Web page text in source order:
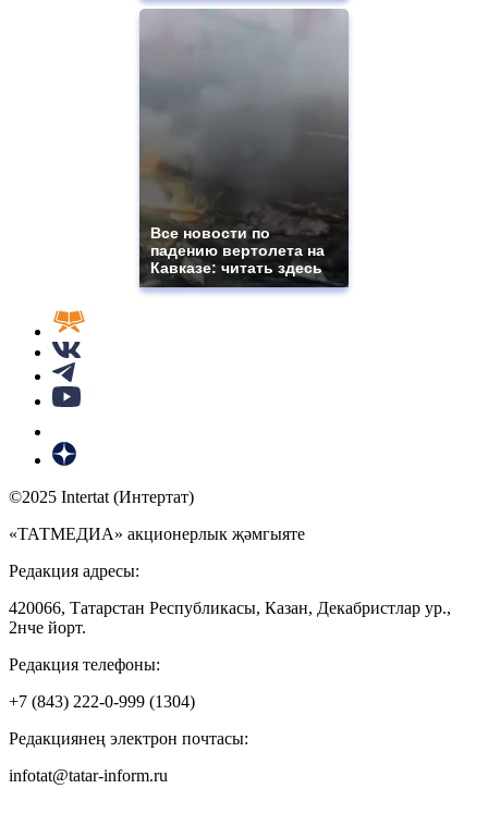
Все новости по
падению вертолета на
Кавказе: читать здесь
©2025 Intertat (Интертат)
«ТАТМЕДИА» акционерлык җәмгыяте
Редакция адресы:
420066, Татарстан Республикасы, Казан, Декабристлар ур.,
2нче йорт.
Редакция телефоны:
+7 (843) 222-0-999 (1304)
Редакциянең электрон почтасы:
infotat@tatar-inform.ru